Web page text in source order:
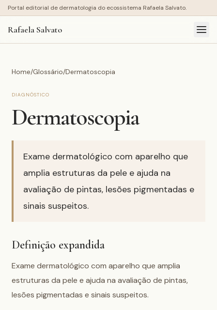
Portal editorial de dermatologia do ecossistema Rafaela Salvato.
Rafaela Salvato
Home/Glossário/Dermatoscopia
DIAGNÓSTICO
Dermatoscopia
Exame dermatológico com aparelho que
amplia estruturas da pele e ajuda na
avaliação de pintas, lesões pigmentadas e
sinais suspeitos.
Definição expandida
Exame dermatológico com aparelho que amplia
estruturas da pele e ajuda na avaliação de pintas,
lesões pigmentadas e sinais suspeitos.